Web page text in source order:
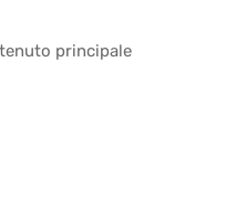
principale